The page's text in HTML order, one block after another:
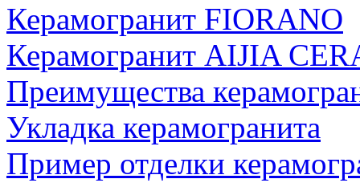
Керамогранит FIORANO
Керамогранит AIJIA
Преимущества
Укладка керамогранита
Пример отделки